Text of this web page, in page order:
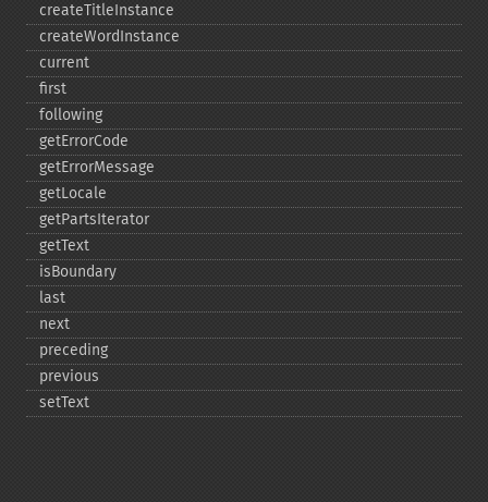
createTitleInstance
createWordInstance
current
first
following
getErrorCode
getErrorMessage
getLocale
getPartsIterator
getText
isBoundary
last
next
preceding
previous
setText